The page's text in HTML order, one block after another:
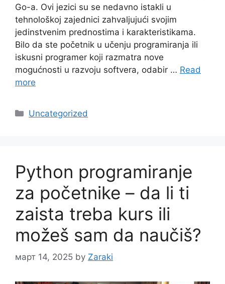
Go-a. Ovi jezici su se nedavno istakli u
tehnološkoj zajednici zahvaljujući svojim
jedinstvenim prednostima i karakteristikama.
Bilo da ste početnik u učenju programiranja ili
iskusni programer koji razmatra nove
mogućnosti u razvoju softvera, odabir … Read
more
Categories
Uncategorized
Python programiranje
za početnike – da li ti
zaista treba kurs ili
možeš sam da naučiš?
март 14, 2025 by Zaraki